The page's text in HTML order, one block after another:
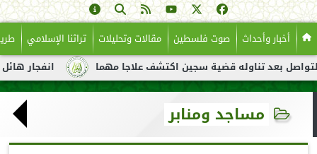
أخبار وأحداث صوت فلسطين مقالات وتحليلات تراثنا الإسلامي
انفجار هائل لناقلة نفط قضية سجين اكتشف علاجا مهما
مساجد ومنابر